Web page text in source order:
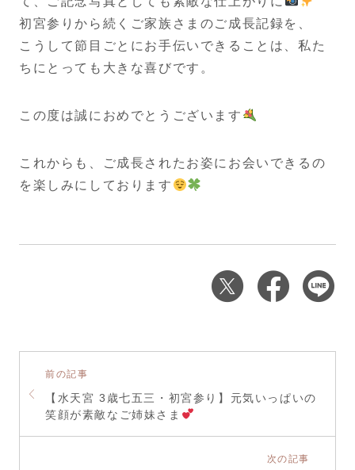
初宮参りから続くご家族さまのご成長記録を、
こうして節目ごとにお手伝いできることは、私た
ちにとっても大きな喜びです。
この度は誠におめでとうございます
これからも、ご成長されたお姿にお会いできるの
を楽しみにしております
前の記事
【水天宮 3歳七五三・初宮参り】元気いっぱいの
笑顔が素敵なご姉妹さま
次の記事